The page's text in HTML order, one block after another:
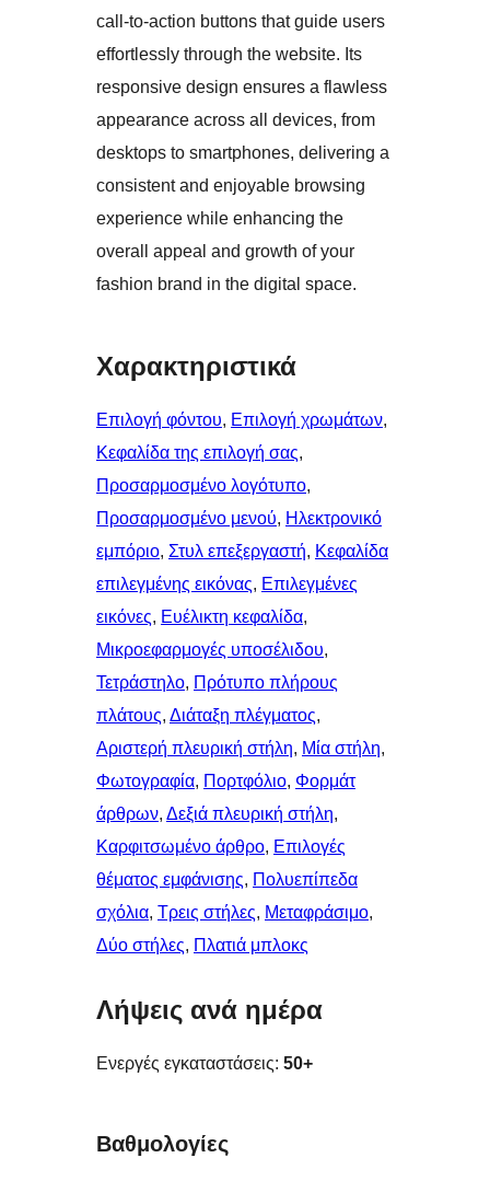
call-to-action buttons that guide users
effortlessly through the website. Its
responsive design ensures a flawless
appearance across all devices, from
desktops to smartphones, delivering a
consistent and enjoyable browsing
experience while enhancing the
overall appeal and growth of your
fashion brand in the digital space.
Χαρακτηριστικά
Επιλογή φόντου, Επιλογή χρωμάτων
Κεφαλίδα της επιλογή σας
Προσαρμοσμένο λογότυπο
Προσαρμοσμένο μενού, Ηλεκτρονικό
εμπόριο, Στυλ επεξεργαστή, Κεφαλίδα
επιλεγμένης εικόνας, Επιλεγμένες
εικόνες, Ευέλικτη κεφαλίδα
Μικροεφαρμογές υποσέλιδου
Τετράστηλο, Πρότυπο πλήρους
πλάτους, Διάταξη πλέγματος
Αριστερή πλευρική στήλη, Μία στήλη
Φωτογραφία, Πορτφόλιο, Φορμάτ
άρθρων, Δεξιά πλευρική στήλη
Καρφιτσωμένo άρθρo, Επιλογές
θέματος εμφάνισης, Πολυεπίπεδα
σχόλια, Τρεις στήλες, Μεταφράσιμο
Δύο στήλες, Πλατιά μπλοκς
Λήψεις ανά ημέρα
Ενεργές εγκαταστάσεις: 50+
Βαθμολογίες